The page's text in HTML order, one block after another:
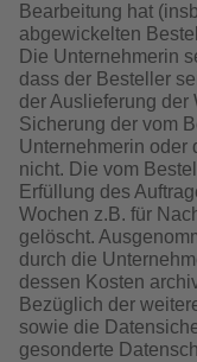
Bearbeitung hat
abgewickelten
Die Unternehmerin
dass der Besteller
der Auslieferung der
Sicherung der vom
Unternehmerin oder
nicht. Die vom
Erfüllung des
Wochen z.B. für
gelöscht.
durch die
dessen Kosten
Bezüglich der
sowie die
gesonderte